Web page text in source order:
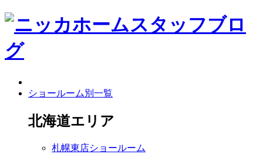
ショールーム別一覧
北海道エリア
札幌東店ショールーム